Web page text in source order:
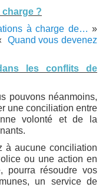
charge ?
à charge de… »
Quand vous devenez
les conflits de
pouvons néanmoins,
une conciliation entre
volonté et de la
à aucune conciliation
ou une action en
pourra résoudre vos
un service de